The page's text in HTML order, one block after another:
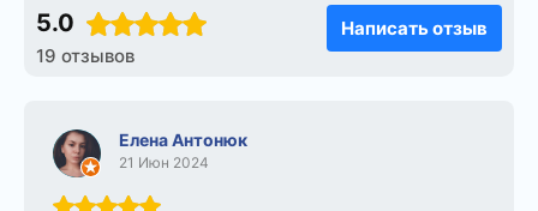
5.0
19 отзывов
Написать отзыв
Елена Антонюк
21 Июн 2024